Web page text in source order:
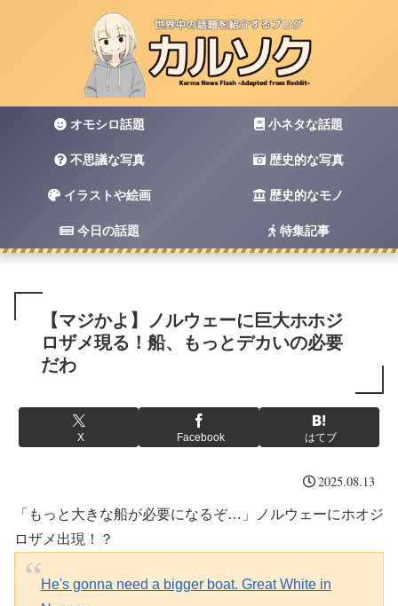
オモシロ話題 小ネタな話題
不思議な写真 歴史的な写真
イラストや絵画 歴史的なモノ
今日の話題 特集記事
【マジかよ】ノルウェーに巨大ホホジ
ロザメ現る！船、もっとデカいの必要
だわ
X Facebook はてブ
2025.08.13
「もっと大きな船が必要になるぞ…」ノルウェーにホオジ
ロザメ出現！？
He's gonna need a bigger boat. Great White in